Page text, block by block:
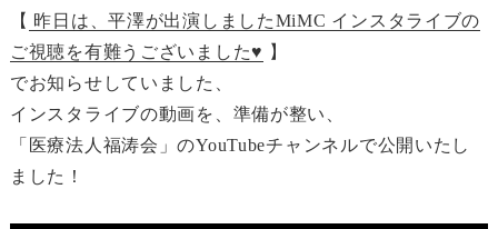
【 昨日は、平澤が出演しましたMiMC インスタライブの
ご視聴を有難うございました♥ 】
でお知らせしていました、
インスタライブの動画を、準備が整い、
「医療法人福涛会」のYouTubeチャンネルで公開いたし
ました！